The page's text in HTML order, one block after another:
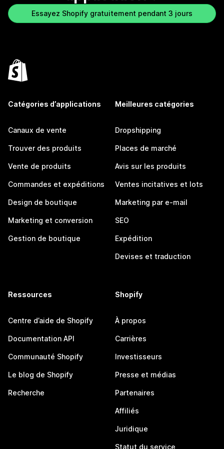
Essayez Shopify gratuitement pendant 3 jours
Catégories d’applications
Canaux de vente
Trouver des produits
Vente de produits
Commandes et expéditions
Design de boutique
Marketing et conversion
Gestion de boutique
Meilleures catégories
Dropshipping
Places de marché
Avis sur les produits
Ventes incitatives et lots
Marketing par e-mail
SEO
Expédition
Devises et traduction
Ressources
Centre d’aide de Shopify
Documentation API
Communauté Shopify
Le blog de Shopify
Recherche
Shopify
À propos
Carrières
Investisseurs
Presse et médias
Partenaires
Affiliés
Juridique
Statut du service